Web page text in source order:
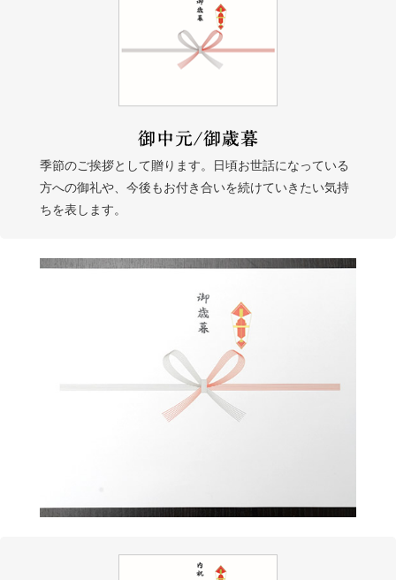
季節のご挨拶として贈ります。日頃お世話になっている
方への御礼や、今後もお付き合いを続けていきたい気持
ちを表します。